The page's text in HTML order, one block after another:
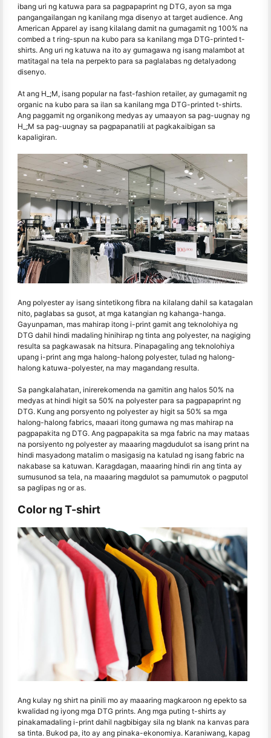
ibang uri ng katuwa para sa pagpapaprint ng DTG, ayon sa mga
pangangailangan ng kanilang mga disenyo at target audience. Ang
American Apparel ay isang kilalang damit na gumagamit ng 100% na
combed a t ring-spun na kubo para sa kanilang mga DTG-printed t-
shirts. Ang uri ng katuwa na ito ay gumagawa ng isang malambot at
matitagal na tela na perpekto para sa paglalabas ng detalyadong
disenyo.
At ang H_;M, isang popular na fast-fashion retailer, ay gumagamit ng
organic na kubo para sa ilan sa kanilang mga DTG-printed t-shirts.
Ang paggamit ng organikong medyas ay umaayon sa pag-uugnay ng
H_;M sa pag-uugnay sa pagpapanatili at pagkakaibigan sa
kapaligiran.
Ang polyester ay isang sintetikong fibra na kilalang dahil sa katagalan
nito, paglabas sa gusot, at mga katangian ng kahanga-hanga.
Gayunpaman, mas mahirap itong i-print gamit ang teknolohiya ng
DTG dahil hindi madaling hinihirap ng tinta ang polyester, na nagiging
resulta sa pagkawasak na hitsura. Pinapagaling ang teknolohiya
upang i-print ang mga halong-halong polyester, tulad ng halong-
halong katuwa-polyester, na may magandang resulta.
Sa pangkalahatan, inirerekomenda na gamitin ang halos 50% na
medyas at hindi higit sa 50% na polyester para sa pagpapaprint ng
DTG. Kung ang porsyento ng polyester ay higit sa 50% sa mga
halong-halong fabrics, maaari itong gumawa ng mas mahirap na
pagpapakita ng DTG. Ang pagpapakita sa mga fabric na may mataas
na porsiyento ng polyester ay maaaring magdudulot sa isang print na
hindi masyadong matalim o masigasig na katulad ng isang fabric na
nakabase sa katuwan. Karagdagan, maaaring hindi rin ang tinta ay
sumusunod sa tela, na maaaring magdulot sa pamumutok o pagputol
sa paglipas ng or as.
Color ng T-shirt
Ang kulay ng shirt na pinili mo ay maaaring magkaroon ng epekto sa
kwalidad ng iyong mga DTG prints. Ang mga puting t-shirts ay
pinakamadaling i-print dahil nagbibigay sila ng blank na kanvas para
sa tinta. Bukod pa, ito ay ang pinaka-ekonomiya. Karaniwang, kapag